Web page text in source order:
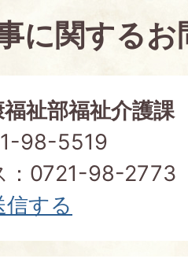
に関する
祉部福祉介護課
98-5519
：0721-98-2773
信する